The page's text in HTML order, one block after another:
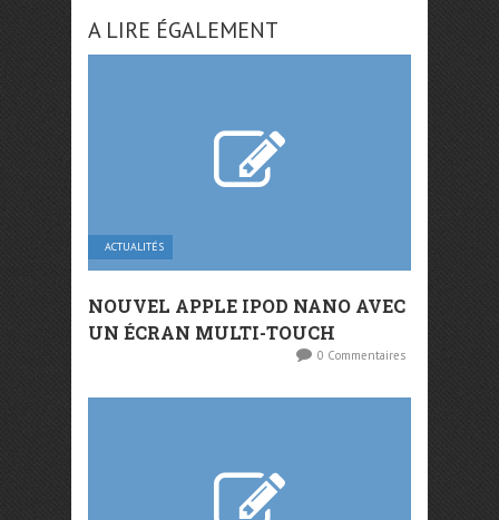
A LIRE ÉGALEMENT
ACTUALITÉS
NOUVEL APPLE IPOD NANO AVEC
UN ÉCRAN MULTI-TOUCH
0 Commentaires